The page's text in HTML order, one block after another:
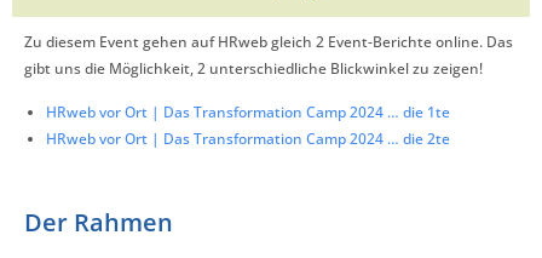
Zu diesem Event gehen auf HRweb gleich 2 Event-Berichte online. Das
gibt uns die Möglichkeit, 2 unterschiedliche Blickwinkel zu zeigen!
HRweb vor Ort | Das Transformation Camp 2024 … die 1te
HRweb vor Ort | Das Transformation Camp 2024 … die 2te
Der Rahmen